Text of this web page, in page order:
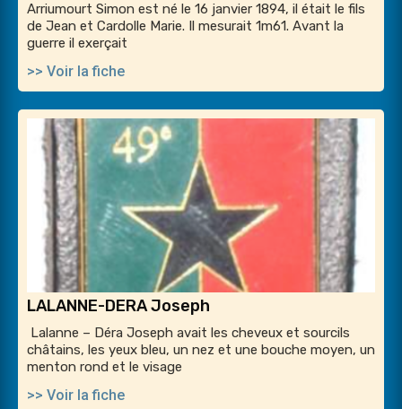
Arriumourt Simon est né le 16 janvier 1894, il était le fils
de Jean et Cardolle Marie. Il mesurait 1m61. Avant la
guerre il exerçait
>> Voir la fiche
LALANNE-DERA Joseph
Lalanne – Déra Joseph avait les cheveux et sourcils
châtains, les yeux bleu, un nez et une bouche moyen, un
menton rond et le visage
>> Voir la fiche